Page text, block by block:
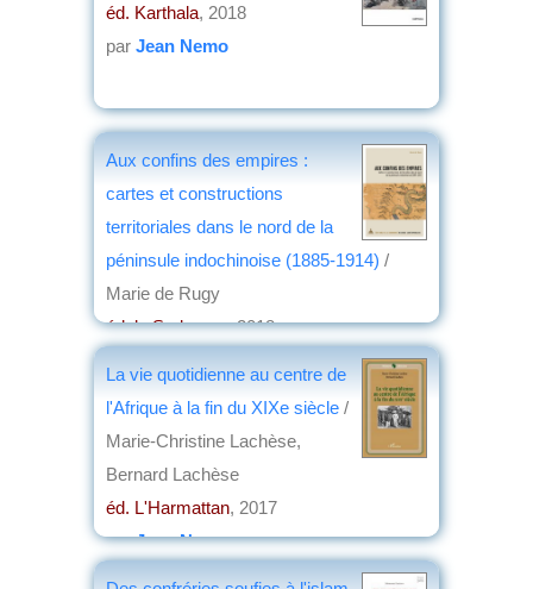
éd. Karthala, 2018
par Jean Nemo
Aux confins des empires :
cartes et constructions
territoriales dans le nord de la
péninsule indochinoise (1885-1914) /
Marie de Rugy
éd. la Sorbonne, 2018
La vie quotidienne au centre de
l'Afrique à la fin du XIXe siècle /
Marie-Christine Lachèse,
Bernard Lachèse
éd. L'Harmattan, 2017
parJean Nemo